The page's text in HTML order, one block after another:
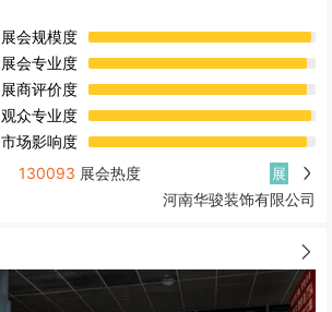
展会规模度
展会专业度
展商评价度
观众专业度
市场影响度
130093 展会热度 展
河南华骏装饰有限公司